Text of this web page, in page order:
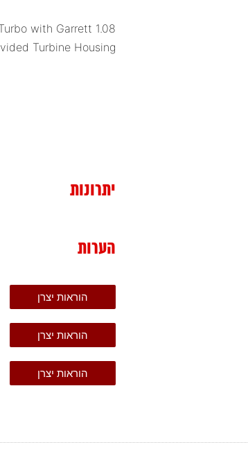
with Garrett 1.08
Turbine Housing
יתרונות
הערות
הוראות יצרן
הוראות יצרן
הוראות יצרן